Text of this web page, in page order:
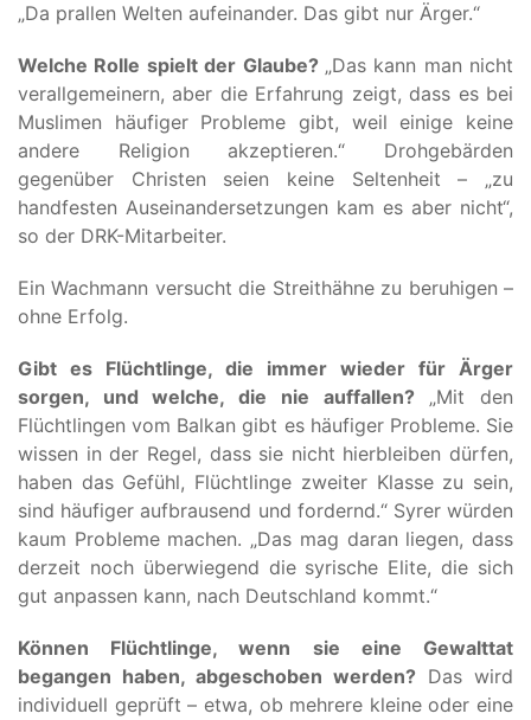
„Da prallen Welten aufeinander. Das gibt nur Ärger.“
Welche Rolle spielt der Glaube? „Das kann man nicht
verallgemeinern, aber die Erfahrung zeigt, dass es bei
Muslimen häufiger Probleme gibt, weil einige keine
andere Religion akzeptieren.“ Drohgebärden
gegenüber Christen seien keine Seltenheit – „zu
handfesten Auseinandersetzungen kam es aber nicht“,
so der DRK-Mitarbeiter.
Ein Wachmann versucht die Streithähne zu beruhigen –
ohne Erfolg.
Gibt es Flüchtlinge, die immer wieder für Ärger
sorgen, und welche, die nie auffallen?„Mit den
Flüchtlingen vom Balkan gibt es häufiger Probleme. Sie
wissen in der Regel, dass sie nicht hierbleiben dürfen,
haben das Gefühl, Flüchtlinge zweiter Klasse zu sein,
sind häufiger aufbrausend und fordernd.“ Syrer würden
kaum Probleme machen. „Das mag daran liegen, dass
derzeit noch überwiegend die syrische Elite, die sich
gut anpassen kann, nach Deutschland kommt.“
Können Flüchtlinge, wenn sie eine Gewalttat
begangen haben, abgeschoben werden? Das wird
individuell geprüft – etwa, ob mehrere kleine oder eine